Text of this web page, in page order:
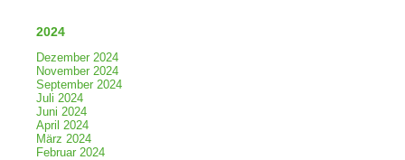
2024
Dezember 2024
November 2024
September 2024
Juli 2024
Juni 2024
April 2024
März 2024
Februar 2024